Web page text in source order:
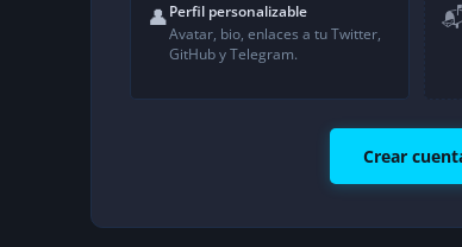
👤Perfil personalizable
Avatar, bio, enlaces a tu Twitter,
GitHub y Telegram.
Crear